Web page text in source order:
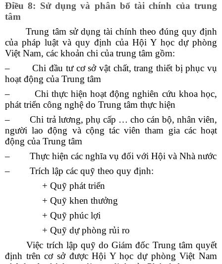
Điều 8: Sử dụng và phân bổ tài chính của trung
tâm
Trung tâm sử dụng tài chính theo đúng quy định
của pháp luật và quy định của Hội Y học dự phòng
Việt Nam, các khoản chi của trung tâm gồm:
– Chi đầu tư cơ sở vật chất, trang thiết bị phục vụ
hoạt động của Trung tâm
– Chi thực hiện hoạt động nghiên cứu khoa học,
phát triển công nghệ do Trung tâm thực hiện
– Chi trả lương, phụ cấp … cho cán bộ, nhân viên,
người lao động và cộng tác viên tham gia các hoạt
động của Trung tâm
– Thực hiện các nghĩa vụ đối với Hội và Nhà nước
– Trích lập các quỹ theo quy định:
+ Quỹ phát triển
+ Quỹ khen thưởng
+ Quỹ phúc lợi
+ Quỹ dự phòng rủi ro
Việc trích lập quỹ do Giám đốc Trung tâm quyết
định trên cơ sở được Hội Y học dự phòng Việt Nam